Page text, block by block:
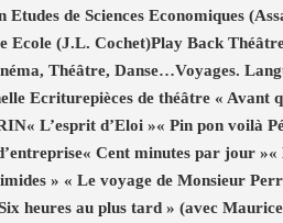
de Sciences Economiques
Ecole (J.L. Cochet)Play Back
Théâtre, Danse…Voyages.
Ecriturepièces de théâtre « Avant
L’esprit d’Eloi »« Pin pon voilà
Cent minutes par jour
» « Le voyage de Monsieur
heures au plus tard » (avec